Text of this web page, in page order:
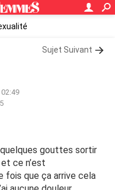
Sujet Suivant
quelques gouttes sortir
ce n’est
fois que ça arrive cela